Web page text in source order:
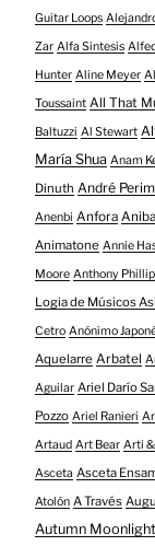
Guitar Loops
Zar Alfa Sintesis
Hunter Aline Meyer
Toussaint All That
Baltuzzi Al Stewart
María Shua Anam
Dinuth André Perim
Anenbi Anfora
Animatone Annie
Moore Anthony
Logia de Músicos
Cetro Anónimo
Aquelarre Arbatel
Aguilar Ariel Darío
Pozzo Ariel Ranieri
Artaud Art Bear Arti
Asceta Asceta
Atolón A Través
Autumn Moonlight